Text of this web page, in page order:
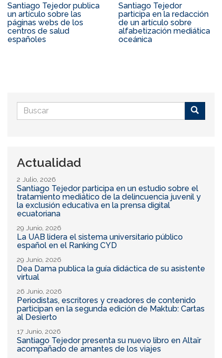
Santiago Tejedor publica
un artículo sobre las
páginas webs de los
centros de salud
españoles
Santiago Tejedor
participa en la redacción
de un artículo sobre
alfabetización mediática
oceánica
Formulario
de
Actualidad
2 Julio, 2026
Santiago Tejedor participa en un estudio sobre el
tratamiento mediático de la delincuencia juvenil y
la exclusión educativa en la prensa digital
ecuatoriana
29 Junio, 2026
La UAB lidera el sistema universitario público
español en el Ranking CYD
29 Junio, 2026
Dea Dama publica la guía didáctica de su asistente
virtual
26 Junio, 2026
Periodistas, escritores y creadores de contenido
participan en la segunda edición de Maktub: Cartas
al Desierto
17 Junio, 2026
Santiago Tejedor presenta su nuevo libro en Altaïr
acompañado de amantes de los viajes